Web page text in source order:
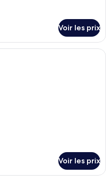
Voir les prix
Une chambre d’hôtel moderne
Voir les prix